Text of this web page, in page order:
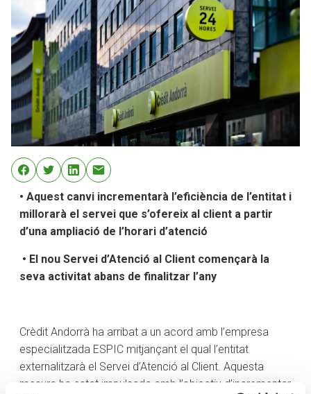
• Aquest canvi incrementarà l’eficiència de l’entitat i
millorarà el servei que s’ofereix al client a partir
d’una ampliació de l’horari d’atenció
• El nou Servei d’Atenció al Client començarà la
seva activitat abans de finalitzar l’any
Crèdit Andorrà ha arribat a un acord amb l’empresa
especialitzada ESPIC mitjançant el qual l’entitat
externalitzarà el Servei d’Atenció al Client. Aquesta
mesura ha estat impulsada amb l’objectiu d’incrementar